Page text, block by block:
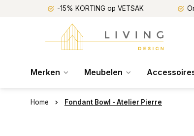
-15% KORTING op VETSAK
Merken Meubelen
Home Fondant Bowl - Atelier Pierre